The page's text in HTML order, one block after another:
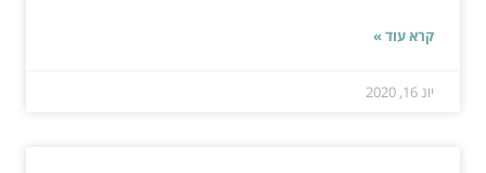
קרא עוד »
יונ 16, 2020